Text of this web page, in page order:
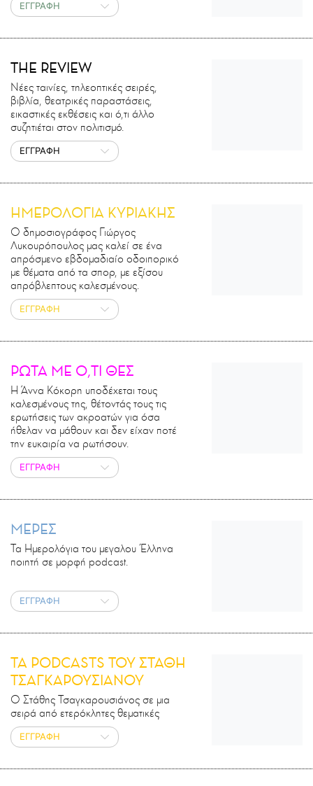
ΕΓΓΡΑΦΗ
THE REVIEW
Νέες ταινίες, τηλεοπτικές σειρές,
βιβλία, θεατρικές παραστάσεις,
εικαστικές εκθέσεις και ό,τι άλλο
συζητιέται στον πολιτισμό.
ΕΓΓΡΑΦΗ
ΗΜΕΡΟΛΟΓΙΑ ΚΥΡΙΑΚΗΣ
Ο δημοσιογράφος Γιώργος
Λυκουρόπουλος μας καλεί σε ένα
απρόσμενο εβδομαδιαίο οδοιπορικό
με θέματα από τα σπορ, με εξίσου
απρόβλεπτους καλεσμένους.
ΕΓΓΡΑΦΗ
ΡΩΤΑ ΜΕ Ο,ΤΙ ΘΕΣ
Η Άννα Κόκορη υποδέχεται τους
καλεσμένους της, θέτοντάς τους τις
ερωτήσεις των ακροατών για όσα
ήθελαν να μάθουν και δεν είχαν ποτέ
την ευκαιρία να ρωτήσουν.
ΕΓΓΡΑΦΗ
ΜΕΡΕΣ
Τα Ημερολόγια του μεγαλου Έλληνα
ποιητή σε μορφή podcast.
ΕΓΓΡΑΦΗ
ΤΑ PODCASTS ΤΟΥ ΣΤΑΘΗ
ΤΣΑΓΚΑΡΟΥΣΙΑΝΟΥ
Ο Στάθης Τσαγκαρουσιάνος σε μια
σειρά από ετερόκλητες θεματικές
ΕΓΓΡΑΦΗ